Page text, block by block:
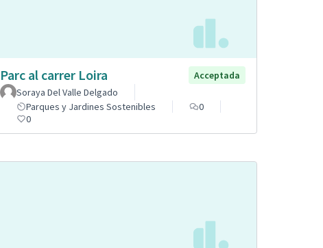
Parc al carrer Loira
Acceptada
Soraya Del Valle Delgado
Parques y Jardines Sostenibles
0
0